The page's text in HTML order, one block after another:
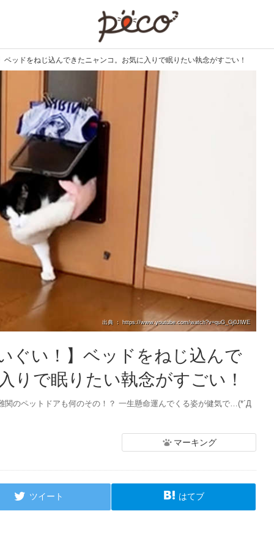
ベッドをねじ込んできたニャンコ。お気に入りで眠りたい執念がすごい！
出典 ： https://www.youtube.com/watch?v=quG_Gj0JlWE
ぐい！】ベッドをねじ込んで
りで眠りたい執念がすごい！
関のペットドアも何のその！？ 一生懸命運んでくる姿が健気で…(*´Д
マーキング
ツイート はてブ